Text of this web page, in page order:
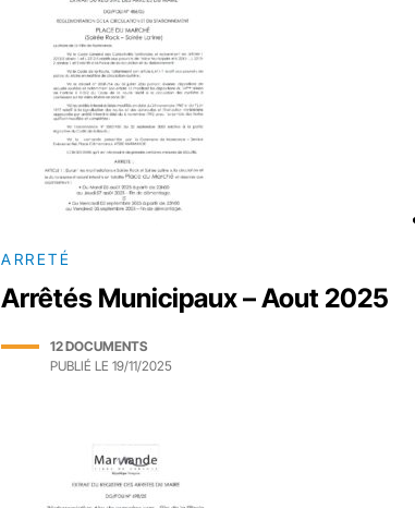
ARRETÉ
Arrêtés Municipaux – Aout 2025
12 DOCUMENTS
PUBLIÉ LE 19/11/2025